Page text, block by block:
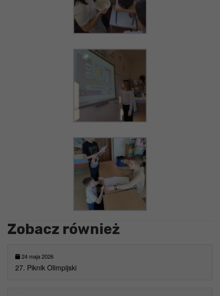
Zobacz również
24 maja 2026
27. Piknik Olimpijski